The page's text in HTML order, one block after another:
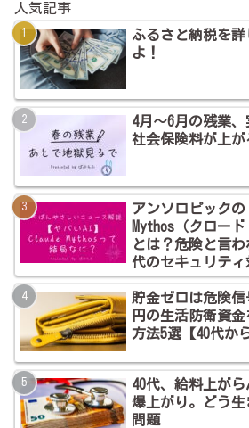
人気記事
ふるさと納税を
よ！
4月～6月の残業、
社会保険料が上
アンソロピックの
Mythos（クロード
とは？危険と言
代のセキュリティ
貯金ゼロは危険
円の生活防衛資
方法5選【40代か
40代、給料上が
爆上がり。どう
問題